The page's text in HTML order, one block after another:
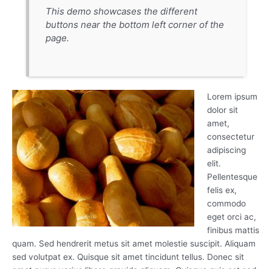
This demo showcases the different
buttons near the bottom left corner of the
page.
Lorem ipsum
dolor sit
amet,
consectetur
adipiscing
elit.
Pellentesque
felis ex,
commodo
eget orci ac,
finibus mattis
quam. Sed hendrerit metus sit amet molestie suscipit. Aliquam
sed volutpat ex. Quisque sit amet tincidunt tellus. Donec sit